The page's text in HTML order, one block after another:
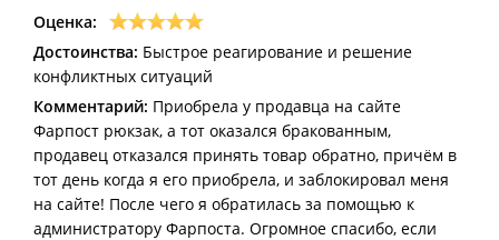
Оценка:
Достоинства: Быстрое реагирование и решение
конфликтных ситуаций
Комментарий: Приобрела у продавца на сайте
Фарпост рюкзак, а тот оказался бракованным,
продавец отказался принять товар обратно, причём в
тот день когда я его приобрела, и заблокировал меня
на сайте! После чего я обратилась за помощью к
администратору Фарпоста. Огромное спасибо, если